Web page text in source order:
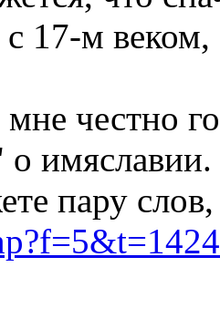
с 17-м
честно
о имяславии.
пару